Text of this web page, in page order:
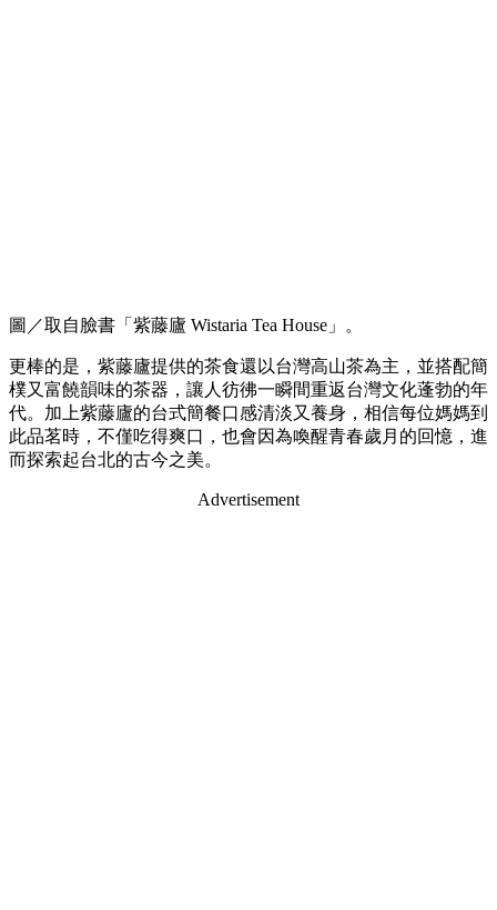
圖／取自臉書「紫藤廬 Wistaria Tea House」。
更棒的是，紫藤廬提供的茶食還以台灣高山茶為主，並搭配簡
樸又富饒韻味的茶器，讓人彷彿一瞬間重返台灣文化蓬勃的年
代。加上紫藤廬的台式簡餐口感清淡又養身，相信每位媽媽到
此品茗時，不僅吃得爽口，也會因為喚醒青春歲月的回憶，進
而探索起台北的古今之美。
Advertisement